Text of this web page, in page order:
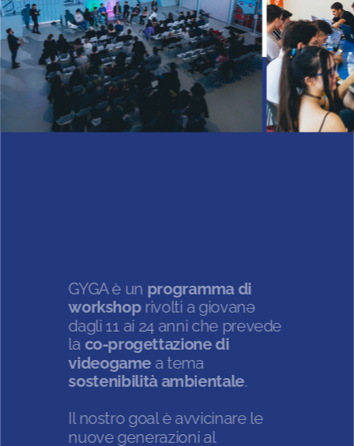
GYGA è un programma di
workshop rivolti a giovanə
dagli 11 ai 24 anni che prevede
la co-progettazione di
videogame
a tema
sostenibilità ambientale.
Il nostro goal è avvicinare le
nuove generazioni al